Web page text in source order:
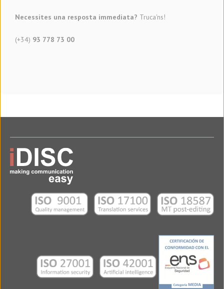
Necessites una resposta immediata? Truca'ns!
(+34) 93 778 73 00